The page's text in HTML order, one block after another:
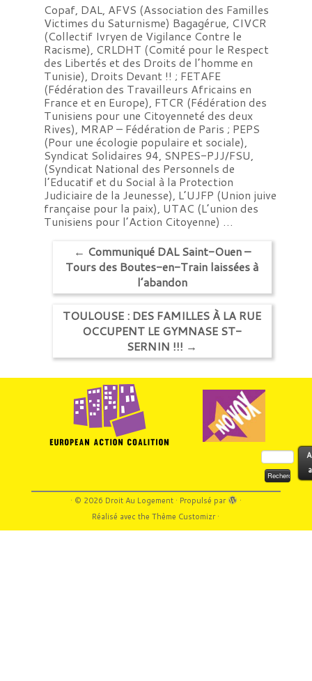
Copaf, DAL, AFVS (Association des Familles
Victimes du Saturnisme) Bagagérue, CIVCR
(Collectif Ivryen de Vigilance Contre le
Racisme), CRLDHT (Comité pour le Respect
des Libertés et des Droits de l’homme en
Tunisie), Droits Devant !! ; FETAFE
(Fédération des Travailleurs Africains en
France et en Europe), FTCR (Fédération des
Tunisiens pour une Citoyenneté des deux
Rives), MRAP – Fédération de Paris ; PEPS
(Pour une écologie populaire et sociale),
Syndicat Solidaires 94, SNPES-PJJ/FSU,
(Syndicat National des Personnels de
l’Educatif et du Social à la Protection
Judiciaire de la Jeunesse), L’UJFP (Union juive
française pour la paix), UTAC (L’union des
Tunisiens pour l’Action Citoyenne) …
← Communiqué DAL Saint-Ouen –
Tours des Boutes-en-Train laissées à
l’abandon
TOULOUSE : DES FAMILLES À LA RUE
OCCUPENT LE GYMNASE ST-
SERNIN !!! →
Rechercher :
· © 2026 Droit Au Logement· Propulsé par
·
Réalisé avec theThème Customizr·